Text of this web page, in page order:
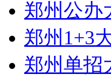
郑州公办
郑州1+3
郑州单招